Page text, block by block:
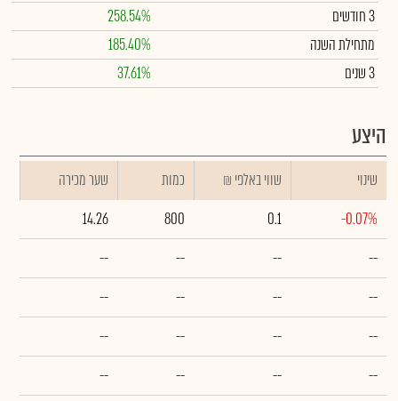
3 חודשים
258.54%
מתחילת השנה
185.40%
3 שנים
37.61%
היצע
שינוי ₪ שווי באלפי כמות
שער מכירה
-0.07%
0.1
800
14.26
--
--
--
--
--
--
--
--
--
--
--
--
--
--
--
--